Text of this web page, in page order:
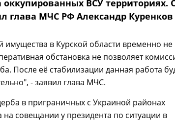
ВСУ территориях.
глава МЧС РФ Александр Куренков
имущества в Курской области временно не
обстановка не позволяет
После её стабилизации данная работа
- заявил глава МЧС.
в приграничных с Украиной районах
на совещании у президента по ситуации в